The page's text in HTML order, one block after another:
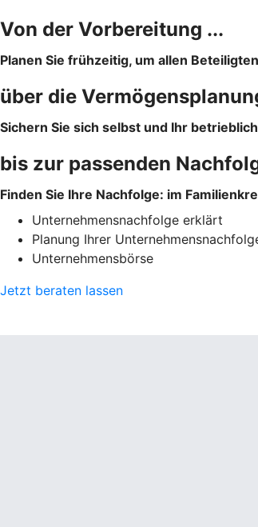
Von der Vorbereitung ...
Planen Sie frühzeitig, um allen
über die
Sichern Sie sich selbst und Ihr
bis zur passenden
Finden Sie Ihre Nachfolge: im
Unternehmensnachfolge erklärt
Planung Ihrer
Unternehmensbörse
Jetzt beraten lassen